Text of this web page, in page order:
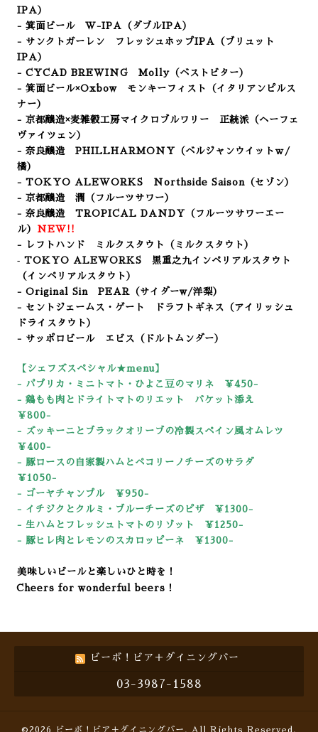
IPA）
- 箕面ビール W-IPA（ダブルIPA）
- サンクトガーレン フレッシュホップIPA （ブリュット
IPA）
- CYCAD BREWING Molly （ベストビター）
- 箕面ビール×Oxbow モンキーフィスト（イタリアンピルス
ナー）
- 京都醸造×麦雑穀工房マイクロブルワリー 正統派（ヘーフェ
ヴァイツェン）
- 奈良醸造 PHILLHARMONY（ベルジャンウイットｗ/
橘）
- TOKYO ALEWORKS Northside Saison（セゾン）
- 京都醸造 潤（フルーツサワー）
- 奈良醸造 TROPICAL DANDY（フルーツサワーエー
ル） NEW!!
- レフトハンド ミルクスタウト（ミルクスタウト）
‐ TOKYO ALEWORKS 黒重之九インペリアルスタウト
（インペリアルスタウト）
- Original Sin PEAR（サイダーw/洋梨）
- セントジェームス・ゲート ドラフトギネス（アイリッシュ
ドライスタウト）
- サッポロビール エビス（ドルトムンダー）
【シェフズスペシャル★menu】
- パプリカ・ミニトマト・ひよこ豆のマリネ ￥450-
- 鶏もも肉とドライトマトのリエット バケット添え
￥800-
- ズッキーニとブラックオリーブの冷製スペイン風オムレツ
￥400-
- 豚ロースの自家製ハムとペコリーノチーズのサラダ
￥1050-
- ゴーヤチャンプル ￥950-
- イチジクとクルミ・ブルーチーズのピザ ￥1300-
- 生ハムとフレッシュトマトのリゾット
￥1250-
- 豚ヒレ肉とレモンのスカロッピーネ ￥1300-
美味しいビールと楽しいひと時を！
Cheers for wonderful beers！
ビーボ！ビア＋ダイニングバー
03-3987-1588
©2026 ビーボ！ビア＋ダイニングバー . All Rights Reserved.